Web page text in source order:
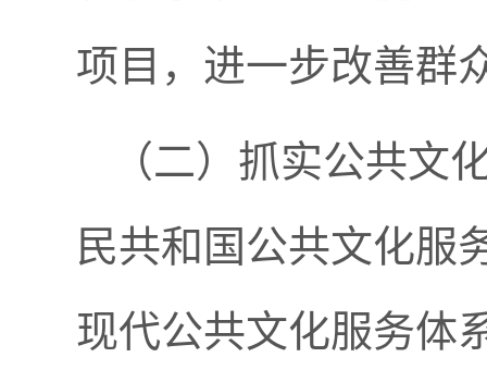
项目，进一步改善群
（二） 抓实公共文
民共和国公共文化服
现代公共文化服务体